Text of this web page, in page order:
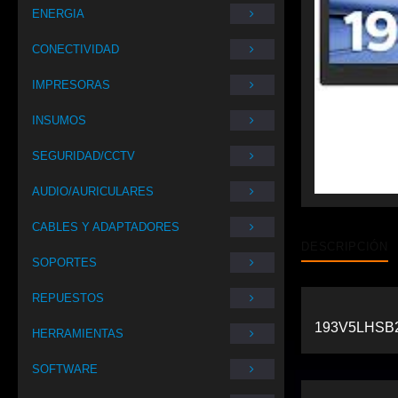
ENERGIA
CONECTIVIDAD
IMPRESORAS
INSUMOS
SEGURIDAD/CCTV
AUDIO/AURICULARES
CABLES Y ADAPTADORES
SOPORTES
REPUESTOS
HERRAMIENTAS
SOFTWARE